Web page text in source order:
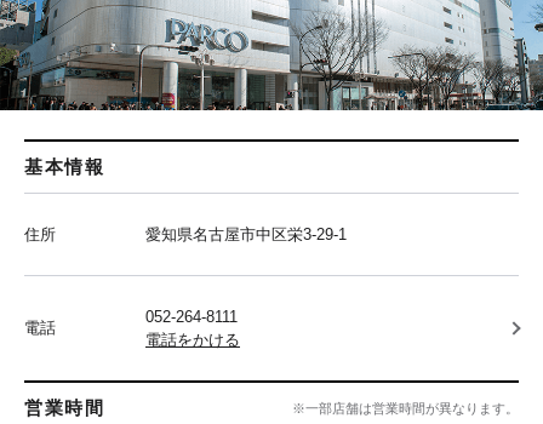
基本情報
住所 愛知県名古屋市中区栄3-29-1
電話
052-264-8111
電話をかける
営業時間 ※一部店舗は営業時間が異なります。